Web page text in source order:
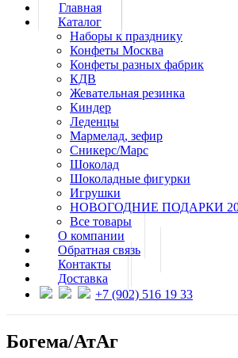
Главная
Каталог
Наборы к празднику
Конфеты Москва
Конфеты разных фабрик
КДВ
Жевательная резинка
Киндер
Леденцы
Мармелад, зефир
Сникерс/Марс
Шоколад
Шоколадные фигурки
Игрушки
НОВОГОДНИЕ ПОДАРКИ
Все товары
О компании
Обратная связь
Контакты
Доставка
+7 (902) 516 19 33
Богема/АтАг